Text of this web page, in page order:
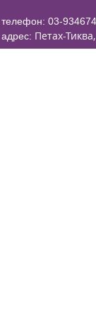
телефон: 03-
адрес: Петах-